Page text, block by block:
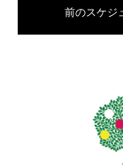
前のスケジ